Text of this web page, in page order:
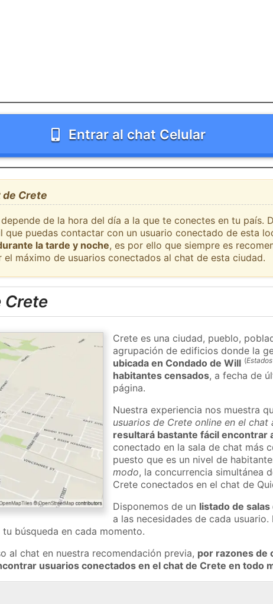
Entrar al chat Celular
de Crete
de la hora del día a la que te conectes en tu país.
que puedas contactar con un usuario conectado de esta
la tarde y noche, es por ello que siempre es
máximo de usuarios conectados al chat de esta ciudad.
Crete es una ciudad, pueblo,
agrupación de edificios donde la
ubicada en Condado de Will (
habitantes censados, a fecha de
página.
Nuestra experiencia nos muestra
usuarios de Crete online en el chat
resultará bastante fácil encontrar
conectado en la sala de chat más
puesto que es un nivel de
modo, la concurrencia simultánea
Crete conectados en el chat de
Disponemos de un listado de salas
a las necesidades de cada
búsqueda en cada momento.
al chat en nuestra recomendación previa, por razones de
usuarios conectados en el chat de Crete en todo